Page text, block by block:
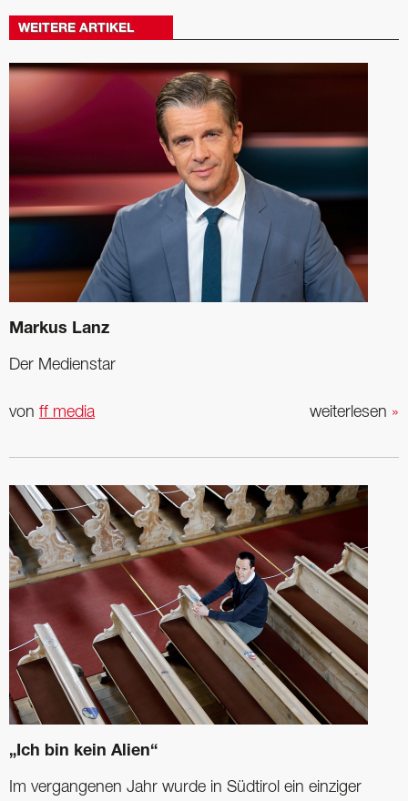
WEITERE ARTIKEL
Markus Lanz
Der Medienstar
weiterlesen »
von ff media
„Ich bin kein Alien“
Im vergangenen Jahr wurde in Südtirol ein einziger